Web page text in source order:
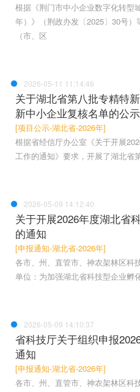
根据《荆门市中小企业数字化转型
年）》（荆政办发〔2025〕30号
（市、区
2026-05-11 11:14:46
关于湖北省第八批专精特
新中小企业复核名单的公示
[项目公示-湖北省-2026年]
根据省经信厅办公室《关于开展
工作的通知》要求，开展了湖北省
2026-05-09 14:12:40
关于开展2026年度湖北省
的通知
[申报通知-湖北省-2026年]
各市、州、直管市、神农架林区科
单位：为加强湖北省科技型企业孵
2026-05-09 14:10:37
省科技厅关于组织申报
通知
[申报通知-湖北省-2026年]
各市、州、直管市、神农架林区科